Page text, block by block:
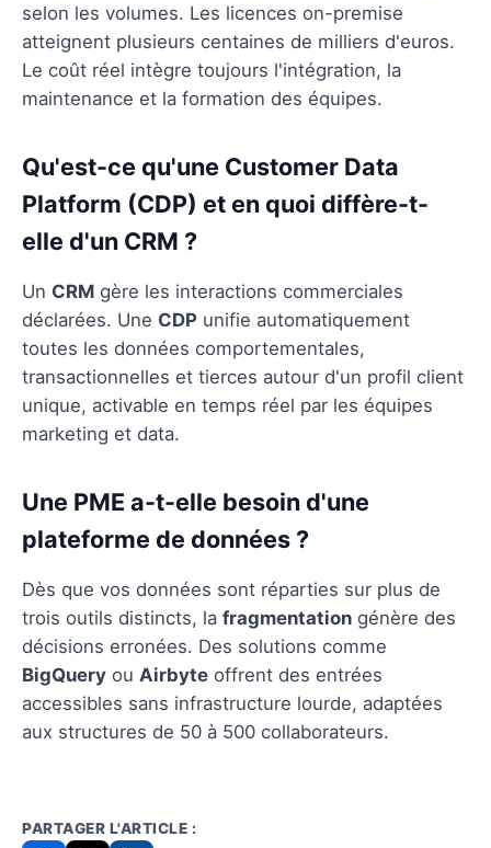
selon les volumes. Les licences on-premise
atteignent plusieurs centaines de milliers d'euros.
Le coût réel intègre toujours l'intégration, la
maintenance et la formation des équipes.
Qu'est-ce qu'une Customer Data
Platform (CDP) et en quoi diffère-t-
elle d'un CRM ?
Un CRM gère les interactions commerciales
déclarées. Une CDP unifie automatiquement
toutes les données comportementales,
transactionnelles et tierces autour d'un profil client
unique, activable en temps réel par les équipes
marketing et data.
Une PME a-t-elle besoin d'une
plateforme de données ?
Dès que vos données sont réparties sur plus de
trois outils distincts, la fragmentation génère des
décisions erronées. Des solutions comme
BigQuery ou Airbyte offrent des entrées
accessibles sans infrastructure lourde, adaptées
aux structures de 50 à 500 collaborateurs.
PARTAGER L'ARTICLE :